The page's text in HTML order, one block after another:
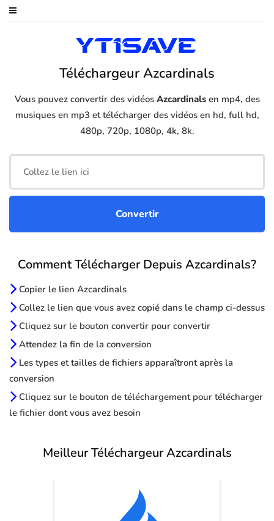
Téléchargeur Azcardinals
Vous pouvez convertir des vidéos Azcardinalsen mp4, des
musiques en mp3 et télécharger des vidéos en hd, full hd,
480p, 720p, 1080p, 4k, 8k.
Comment Télécharger Depuis Azcardinals?
Copier le lien Azcardinals
Collez le lien que vous avez copié dans le champ ci-dessus
Cliquez sur le bouton convertir pour convertir
Attendez la fin de la conversion
Les types et tailles de fichiers apparaîtront après la
conversion
Cliquez sur le bouton de téléchargement pour télécharger
le fichier dont vous avez besoin
Meilleur Téléchargeur Azcardinals